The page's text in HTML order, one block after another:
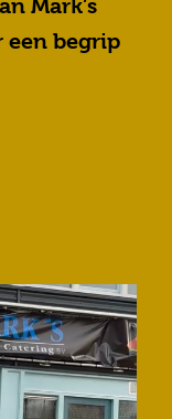
Mark’s
een begrip